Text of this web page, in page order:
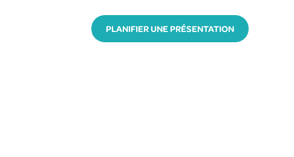
PLANIFIER UNE PRÉSENTATION